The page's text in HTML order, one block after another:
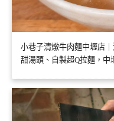
小巷子清燉牛肉麵中壢店
甜湯頭、自製超Q拉麵，中